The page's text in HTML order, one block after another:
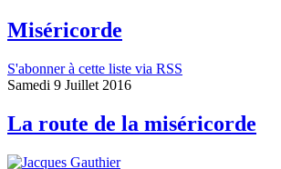
Miséricorde
S'abonner à cette liste via RSS
Samedi 9 Juillet 2016
La route de la miséricorde